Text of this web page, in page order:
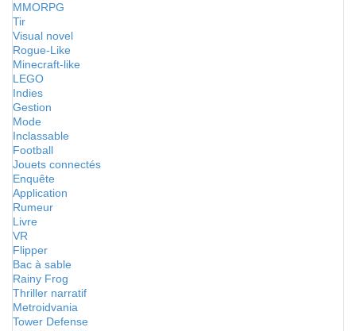
MMORPG
Tir
Visual novel
Rogue-Like
Minecraft-like
LEGO
Indies
Gestion
Mode
Inclassable
Football
Jouets connectés
Enquête
Application
Rumeur
Livre
VR
Flipper
Bac à sable
Rainy Frog
Thriller narratif
Metroidvania
Tower Defense